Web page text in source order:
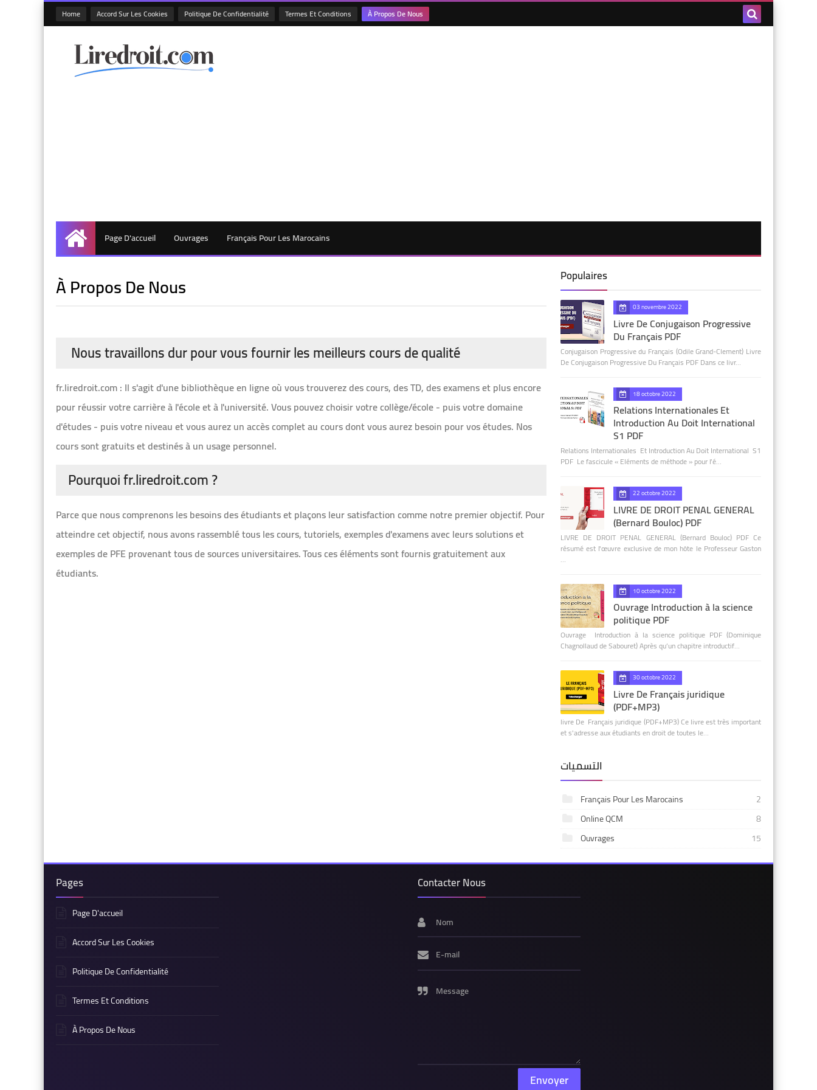
Home Accord Sur Les Cookies Politique De Confidentialité Termes Et Conditions À Propos De Nous
Accueil
Page D'accueil Ouvrages Français Pour Les Marocains
À Propos De Nous
Nous travaillons dur pour vous fournir les meilleurs cours de qualité
fr.liredroit.com : Il s'agit d'une bibliothèque en ligne où vous trouverez des cours, des TD, des examens et plus encore
pour réussir votre carrière à l'école et à l'université.Vous pouvez choisir votre collège/école - puis votre domaine
d'études - puis votre niveau et vous aurez un accès complet au cours dont vous aurez besoin pour vos études. Nos
cours sont gratuits et destinés à un usage personnel.
Pourquoi fr.liredroit.com ?
Parce que nous comprenons les besoins des étudiants et plaçons leur satisfaction comme notre premier objectif. Pour
atteindre cet objectif, nous avons rassemblé tous les cours, tutoriels, exemples d'examens avec leurs solutions et
exemples de PFE provenant tous de sources universitaires.Tous ces éléments sont fournis gratuitement aux
étudiants.
Populaires
03 novembre 2022
Livre De Conjugaison Progressive
Du Français PDF
Conjugaison Progressive du Français (Odile Grand-Clement) Livre
De Conjugaison Progressive Du Français PDF Dans ce livr…
18 octobre 2022
Relations Internationales Et
Introduction Au Doit International
S1 PDF
Relations Internationales Et Introduction Au Doit International S1
PDF Le fascicule « Eléments de méthode » pour l’é…
22 octobre 2022
LIVRE DE DROIT PENAL GENERAL
(Bernard Bouloc) PDF
LIVRE DE DROIT PENAL GENERAL (Bernard Bouloc) PDF Ce
résumé est l'œuvre exclusive de mon hôte le Professeur Gaston
…
10 octobre 2022
Ouvrage Introduction à la science
politique PDF
Ouvrage Introduction à la science politique PDF (Dominique
Chagnollaud de Sabouret) Après qu’un chapitre introductif…
30 octobre 2022
Livre De Français juridique
(PDF+MP3)
livre De Français juridique (PDF+MP3) Ce livre est très important
et s'adresse aux étudiants en droit de toutes le…
التسميات
Français Pour Les Marocains
2
Online QCM
8
Ouvrages
15
Pages
Page D'accueil
Accord Sur Les Cookies
Politique De Confidentialité
Termes Et Conditions
À Propos De Nous
Contacter Nous
Nom
E-mail
Message